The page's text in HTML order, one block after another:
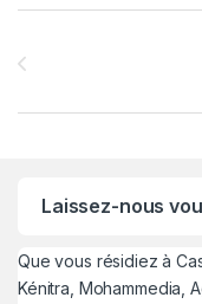
Laissez-nous
Que vous résidiez à
Kénitra, Mohammedia,